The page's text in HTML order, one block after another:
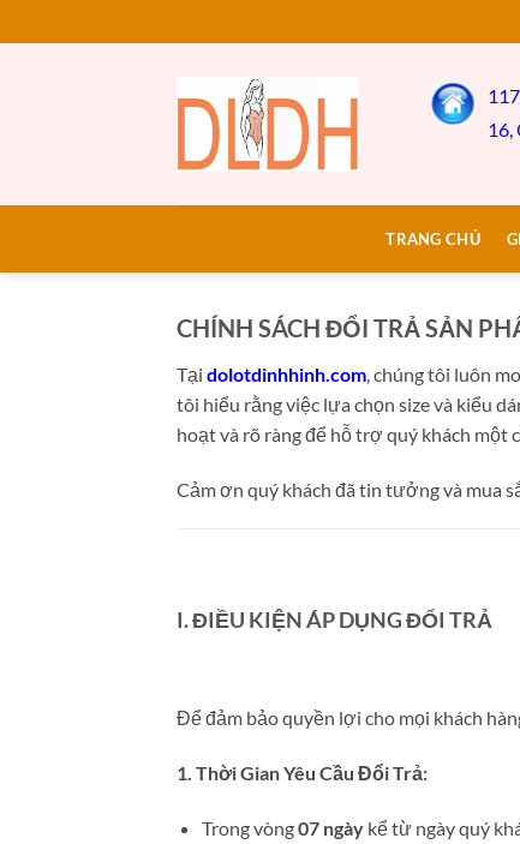
qua
16,
TRANG CHỦ
CHÍNH SÁCH ĐỔI TRẢ SẢN
Tại dolotdinhhinh.com, chúng tôi luôn
tôi hiểu rằng việc lựa chọn size và kiểu
hoạt và rõ ràng để hỗ trợ quý khách một
Cảm ơn quý khách đã tin tưởng và mua
I. ĐIỀU KIỆN ÁP DỤNG ĐỔI TRẢ
Để đảm bảo quyền lợi cho mọi khách
1. Thời Gian Yêu Cầu Đổi Trả:
Trong vòng07 ngàykể từ ngày quý